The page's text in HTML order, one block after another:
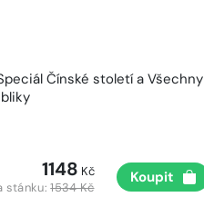
Čínské století a Všechny
1148 Kč
stánku:1534 Kč
Koupit